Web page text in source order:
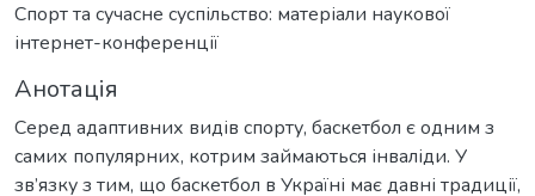
Спорт та сучасне суспільство: матеріали наукової
інтернет-конференції
Анотація
Серед адаптивних видів спорту, баскетбол є одним з
самих популярних, котрим займаються інваліди. У
зв’язку з тим, що баскетбол в Україні має давні традиції,